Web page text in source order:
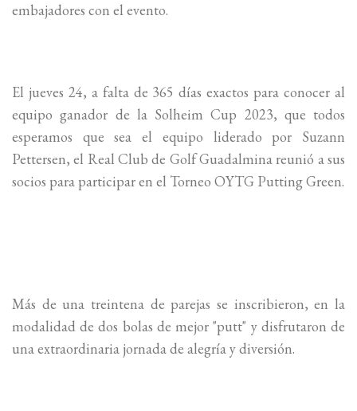
embajadores con el evento.
El jueves 24, a falta de 365 días exactos para conocer al
equipo ganador de la Solheim Cup 2023, que todos
esperamos que sea el equipo liderado por Suzann
Pettersen, el Real Club de Golf Guadalmina reunió a sus
socios para participar en el Torneo OYTG Putting Green.
Más de una treintena de parejas se inscribieron, en la
modalidad de dos bolas de mejor "putt" y disfrutaron de
una extraordinaria jornada de alegría y diversión.